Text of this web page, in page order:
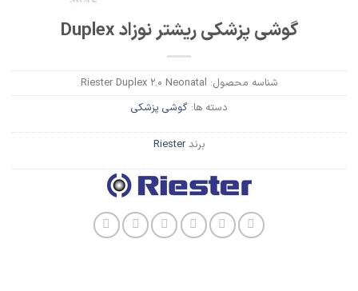
گوشی پزشکی ریشتر نوزاد Duplex
شناسه محصول: Riester Duplex 2.0 Neonatal
دسته ها:گوشی پزشکی
برندRiester